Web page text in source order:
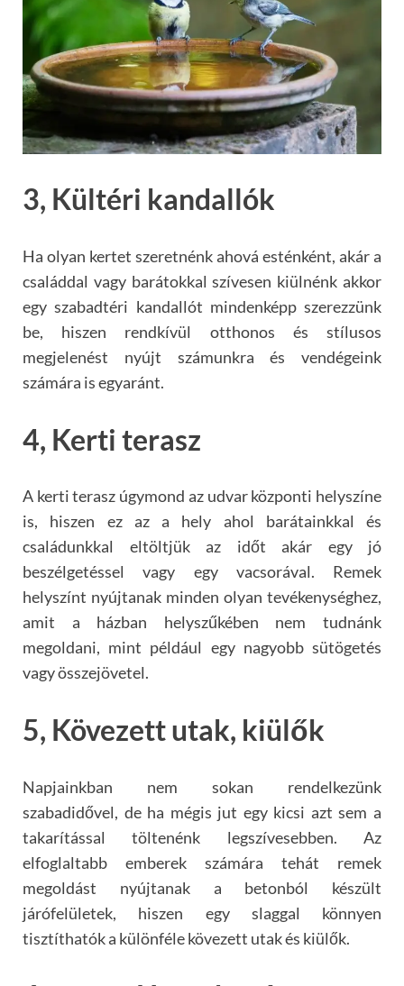
3, Kültéri kandallók
Ha olyan kertet szeretnénk ahová esténként, akár a
családdal vagy barátokkal szívesen kiülnénk akkor
egy szabadtéri kandallót mindenképp szerezzünk
be, hiszen rendkívül otthonos és stílusos
megjelenést nyújt számunkra és vendégeink
számára is egyaránt.
4, Kerti terasz
A kerti terasz úgymond az udvar központi helyszíne
is, hiszen ez az a hely ahol barátainkkal és
családunkkal eltöltjük az időt akár egy jó
beszélgetéssel vagy egy vacsorával. Remek
helyszínt nyújtanak minden olyan tevékenységhez,
amit a házban helyszűkében nem tudnánk
megoldani, mint például egy nagyobb sütögetés
vagy összejövetel.
5, Kövezett utak, kiülők
Napjainkban nem sokan rendelkezünk
szabadidővel, de ha mégis jut egy kicsi azt sem a
takarítással töltenénk legszívesebben. Az
elfoglaltabb emberek számára tehát remek
megoldást nyújtanak a betonból készült
járófelületek, hiszen egy slaggal könnyen
tisztíthatók a különféle kövezett utak és kiülők.